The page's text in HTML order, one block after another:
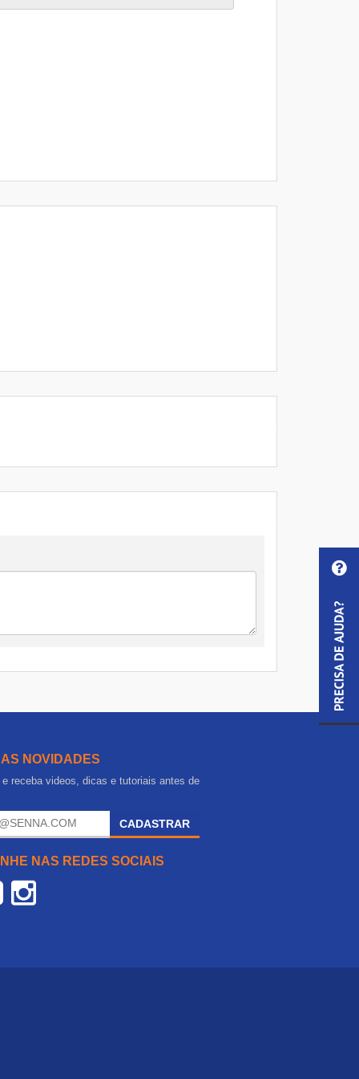
NOVIDADES
e receba videos, dicas e tutoriais antes de
CADASTRAR
NAS REDES SOCIAIS